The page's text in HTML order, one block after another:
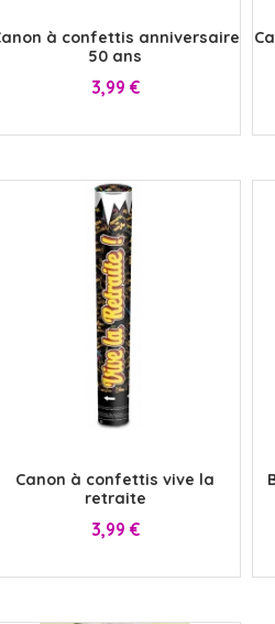
à confettis anniversaire
50 ans
Prix
3,99 €
Canon à confettis vive la
retraite
Prix
3,99 €